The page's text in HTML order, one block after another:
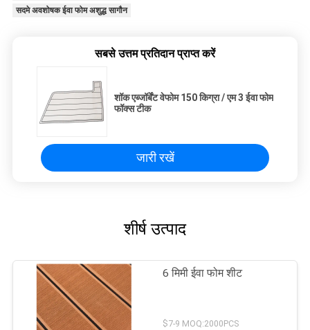
सदमे अवशोषक ईवा फोम अशुद्ध सागौन
सबसे उत्तम प्रतिदान प्राप्त करें
शॉक एब्जॉर्बेंट वेफोम 150 किग्रा / एम 3 ईवा फोम
फॉक्स टीक
जारी रखें
शीर्ष उत्पाद
6 मिमी ईवा फोम शीट
$7-9 MOQ:2000PCS